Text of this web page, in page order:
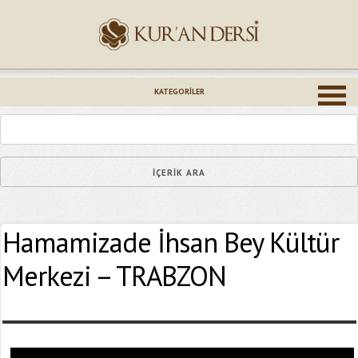
KATEGORILER
Hamamizade İhsan Bey Kültür
Merkezi – TRABZON
Epostanız (*)
Yaşadığınız Hatanın Ayrıntıları